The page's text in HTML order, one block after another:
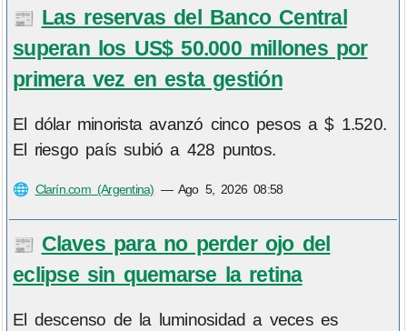
📰 Las reservas del Banco Central
superan los US$ 50.000 millones por
primera vez en esta gestión
El dólar minorista avanzó cinco pesos a $ 1.520.
El riesgo país subió a 428 puntos.
🌐 Clarín.com (Argentina) — Ago 5, 2026 08:58
📰 Claves para no perder ojo del
eclipse sin quemarse la retina
El descenso de la luminosidad a veces es